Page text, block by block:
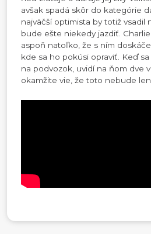
avšak spadá skôr do kategórie
najväčší optimista by totiž vsadil
bude ešte niekedy jazdiť.
aspoň natoľko, že s ním
kde sa ho pokúsi opraviť. Keď
na podvozok, uvidí na ňom dve
okamžite vie, že toto nebude